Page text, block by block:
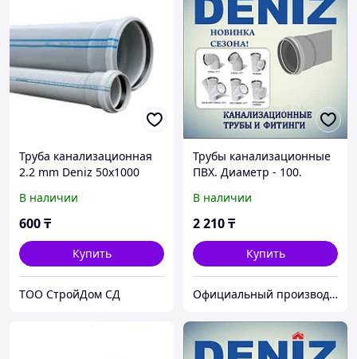
Труба канализационная
2.2 mm Deniz 50х1000
В наличии
600₸
Купить
TOO CтpoйДoм CД
Трубы канализационные
ПВХ. Диаметр - 100.
метровые)
В наличии
2 210₸
Купить
Официальный производитель и дистрибьютор пластиковых труб Deniz и оконного профиля Wuko